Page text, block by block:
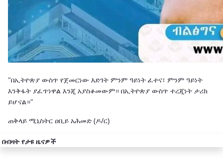
"በኢትዮጵያ ውስጥ የጀመርነው እድገት ምንም ዓይነት ፈተና፣ ምንም ዓይነት
እንቅፋት ያፈጥነዋል እንጂ አያስቆመውም። በኢትዮጵያ ውስጥ ተረጂነት ታሪክ
ይሆናል።"
ጠቅላይ ሚኒስትር ዐቢይ አሕመድ (ዶ/ር)
በብዛት የታዩ ዜናዎች